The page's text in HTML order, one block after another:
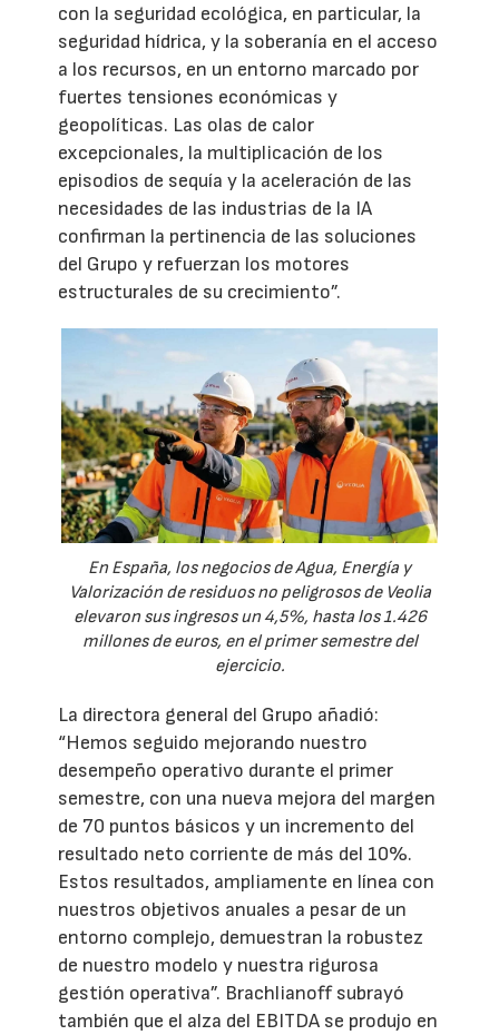
con la seguridad ecológica, en particular, la
seguridad hídrica, y la soberanía en el acceso
a los recursos, en un entorno marcado por
fuertes tensiones económicas y
geopolíticas. Las olas de calor
excepcionales, la multiplicación de los
episodios de sequía y la aceleración de las
necesidades de las industrias de la IA
confirman la pertinencia de las soluciones
del Grupo y refuerzan los motores
estructurales de su crecimiento”.
En España, los negocios de Agua, Energía y
Valorización de residuos no peligrosos de Veolia
elevaron sus ingresos un 4,5%, hasta los 1.426
millones de euros, en el primer semestre del
ejercicio.
La directora general del Grupo añadió:
“Hemos seguido mejorando nuestro
desempeño operativo durante el primer
semestre, con una nueva mejora del margen
de 70 puntos básicos y un incremento del
resultado neto corriente de más del 10%.
Estos resultados, ampliamente en línea con
nuestros objetivos anuales a pesar de un
entorno complejo, demuestran la robustez
de nuestro modelo y nuestra rigurosa
gestión operativa”. Brachlianoff subrayó
también que el alza del EBITDA se produjo en